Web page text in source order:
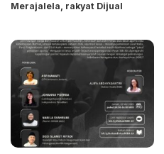
Merajalela, rakyat Dijual